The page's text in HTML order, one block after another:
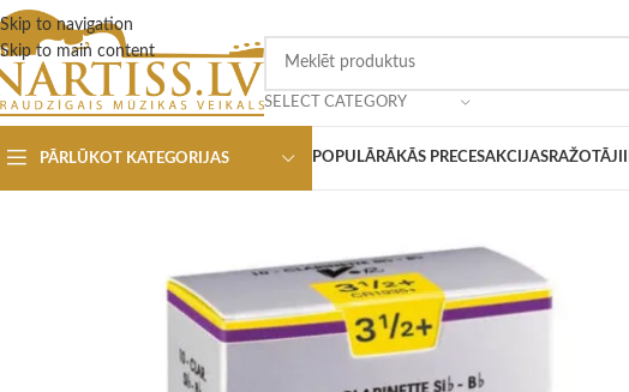
Skip to navigation
Skip to main content
SELECT CATEGORY
PĀRLŪKOT KATEGORIJAS POPULĀRĀKĀS PRECESAKCIJASRAŽOTĀJI